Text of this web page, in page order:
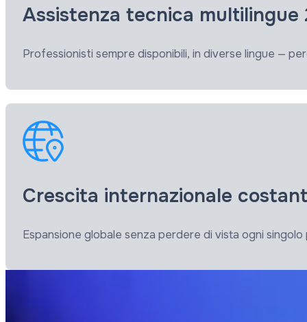
Assistenza tecnica multilingue
Professionisti sempre disponibili, in diverse lingue —
Crescita internazionale
Espansione globale senza perdere di vista ogni